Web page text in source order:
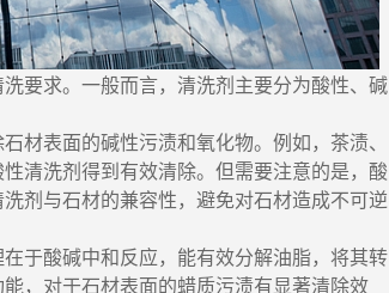
要求。一般而言，清洗剂主要分为酸性、碱
材表面的碱性污渍和氧化物。例如，茶渍、
清洗剂得到有效清除。但需要注意的是，酸
剂与石材的兼容性，避免对石材造成不可逆
于酸碱中和反应，能有效分解油脂，将其转
，对于石材表面的蜡质污渍有显著清除效